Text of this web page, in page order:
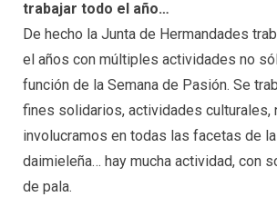
trabajar todo el año…
De hecho la Junta de Hermandades
el años con múltiples actividades no
función de la Semana de Pasión. Se
fines solidarios, actividades culturales,
involucramos en todas las facetas de
daimieleña… hay mucha actividad, con
de pala.